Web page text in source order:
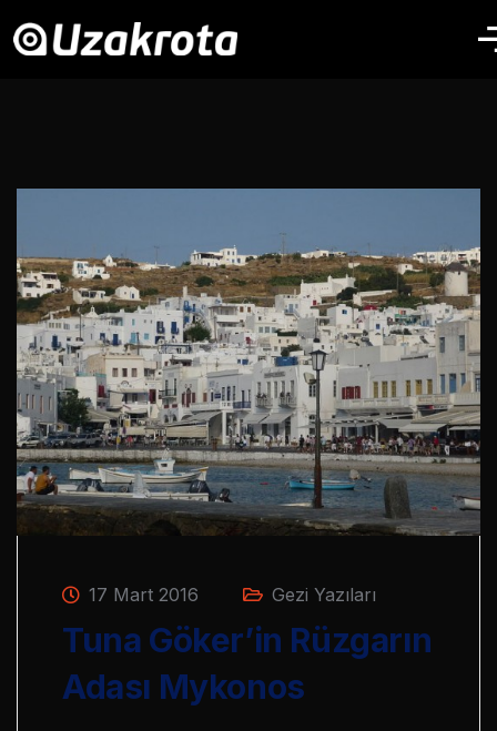
17 Mart 2016 Gezi Yazıları
Tuna Göker’in Rüzgarın
Adası Mykonos